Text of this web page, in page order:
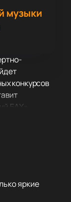
музыки
конкурсов
БАХ».
свои двери
яркие